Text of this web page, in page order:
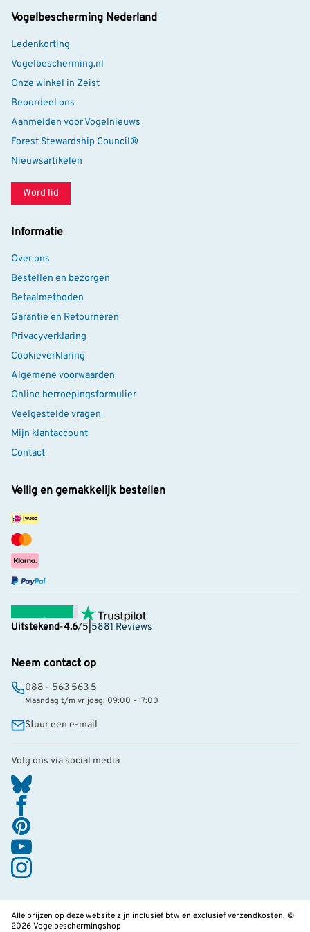
past bij de grootte van je tuin en het aantal vogels dat
Vogelbescherming Nederland
Ledenkorting
Vogelbescherming.nl
Onze winkel in Zeist
Beoordeel ons
Aanmelden voor Vogelnieuws
Forest Stewardship Council®
Nieuwsartikelen
Word lid
Informatie
Over ons
Bestellen en bezorgen
Betaalmethoden
Garantie en Retourneren
Privacyverklaring
Cookieverklaring
Algemene voorwaarden
Online herroepingsformulier
Veelgestelde vragen
Mijn klantaccount
Contact
Veilig en gemakkelijk bestellen
Uitstekend-4.6/5 5881 Reviews
Neem contact op
088 - 563 563 5
Maandag t/m vrijdag: 09:00 - 17:00
Stuur een e-mail
Volg ons via social media
Alle prijzen op deze website zijn inclusief btw en exclusief verzendkosten. ©
2026 Vogelbeschermingshop